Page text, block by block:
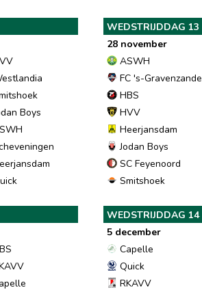
Boys
WEDSTRIJDDAG 13
28 november
ASWH
FC 's-Gravenzande
HBS
HVV
Heerjansdam
Jodan Boys
SC Feyenoord
Smitshoek
WEDSTRIJDDAG 14
5 december
Capelle
Quick
RKAVV